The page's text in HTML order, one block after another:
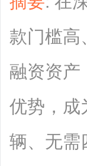
款门槛高
融资资产
优势，成
辆、无需